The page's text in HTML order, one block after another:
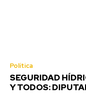
Política
SEGURIDAD
Y TODOS: